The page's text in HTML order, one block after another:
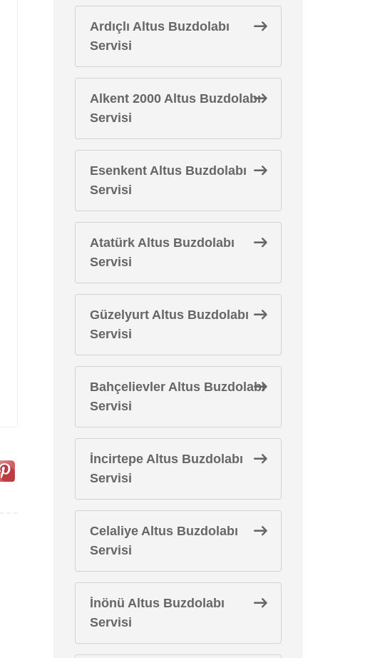
Ardıçlı Altus Buzdolabı
Servisi
Alkent 2000 Altus Buzdolabı
Servisi
Esenkent Altus Buzdolabı
Servisi
Atatürk Altus Buzdolabı
Servisi
Güzelyurt Altus Buzdolabı
Servisi
Bahçelievler Altus Buzdolabı
Servisi
İncirtepe Altus Buzdolabı
Servisi
Celaliye Altus Buzdolabı
Servisi
İnönü Altus Buzdolabı
Servisi